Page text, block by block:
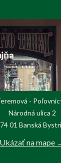
-
Národná ulica 2
01 Banská
Ukázať na mape